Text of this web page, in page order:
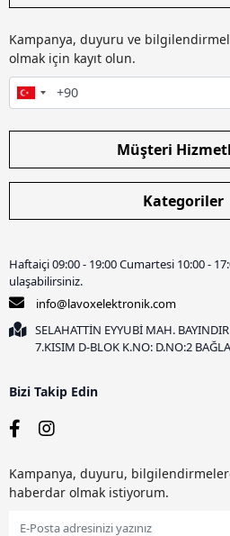
Kampanya, duyuru ve
olmak için kayıt olun.
Müşteri
Kategoriler
Haftaiçi 09:00 - 19:00 Cumartesi 10:00 -
ulaşabilirsiniz.
info@lavoxelektronik.com
SELAHATTİN EYYUBİ MAH.
7.KISIM D-BLOK K.NO: D.NO:2
Bizi Takip Edin
Kampanya, duyuru,
haberdar olmak istiyorum.